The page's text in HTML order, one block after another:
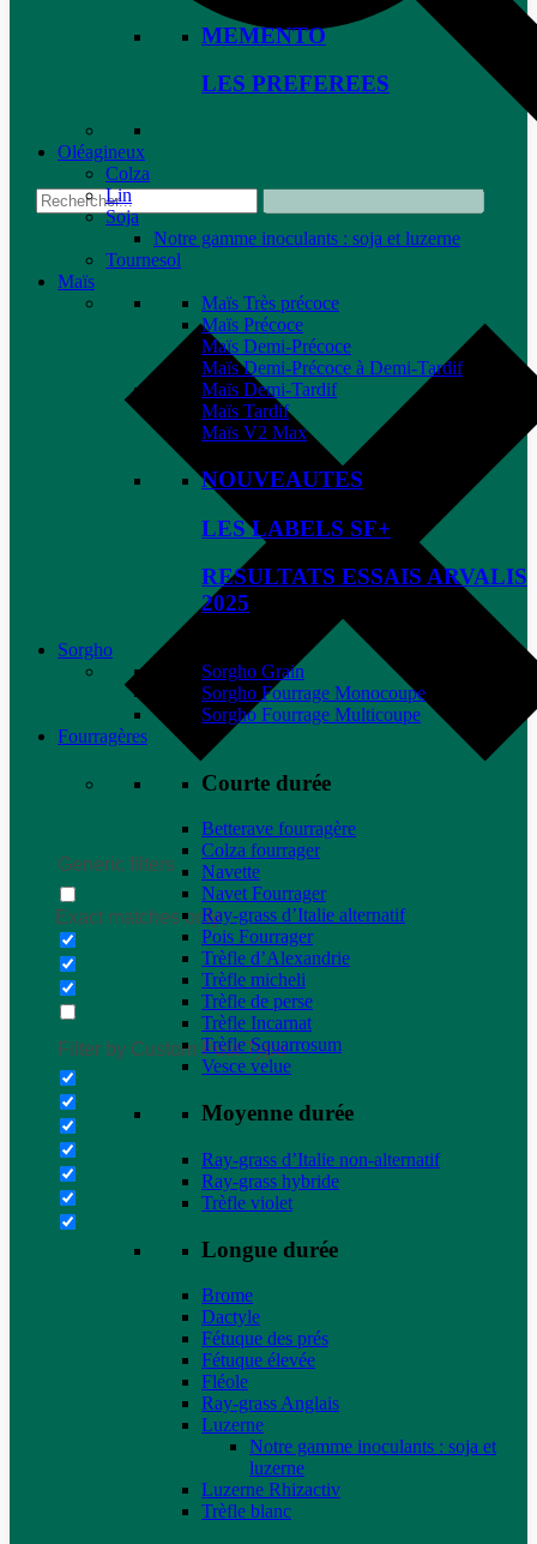
Generic filters
Exact matches only
Filter by Custom Post Type
MEMENTO
LES PREFEREES
Oléagineux
Colza
Lin
Soja
Notre gamme inoculants : soja et luzerne
Tournesol
Maïs
Maïs Très précoce
Maïs Précoce
Maïs Demi-Précoce
Maïs Demi-Précoce à Demi-Tardif
Maïs Demi-Tardif
Maïs Tardif
Maïs V2 Max
NOUVEAUTES
LES LABELS SF+
RESULTATS ESSAIS ARVALIS
2025
Sorgho
Sorgho Grain
Sorgho Fourrage Monocoupe
Sorgho Fourrage Multicoupe
Fourragères
Courte durée
Betterave fourragère
Colza fourrager
Navette
Navet Fourrager
Ray-grass d’Italie alternatif
Pois Fourrager
Trèfle d’Alexandrie
Trèfle micheli
Trèfle de perse
Trèfle Incarnat
Trèfle Squarrosum
Vesce velue
Moyenne durée
Ray-grass d’Italie non-alternatif
Ray-grass hybride
Trèfle violet
Longue durée
Brome
Dactyle
Fétuque des prés
Fétuque élevée
Fléole
Ray-grass Anglais
Luzerne
Notre gamme inoculants : soja et
luzerne
Luzerne Rhizactiv
Trèfle blanc